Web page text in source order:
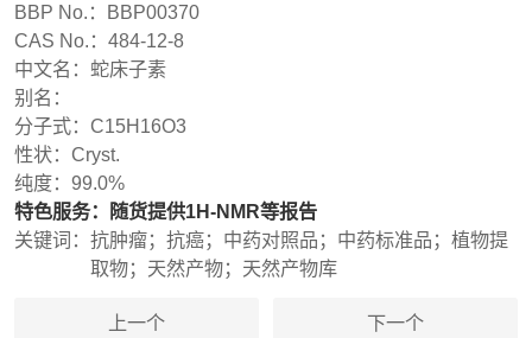
BBP No.： BBP00370
CAS No.：484-12-8
中文名： 蛇床子素
别名：
分子式：C15H16O3
性状：Cryst.
纯度：99.0%
特色服务：
随货提供1H-NMR等报告
关键词：抗肿瘤；抗癌；中药对照品；中药标准品；植物提
取物；天然产物；天然产物库
上一个 下一个